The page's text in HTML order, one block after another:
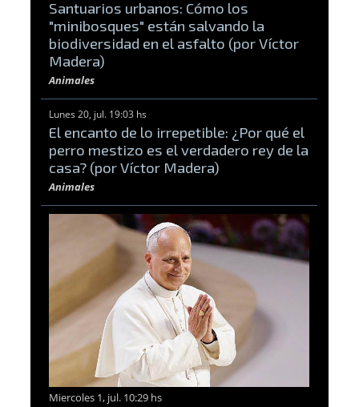
Santuarios urbanos: Cómo los
"minibosques" están salvando la
biodiversidad en el asfalto (por Víctor
Madera)
Animales
Lunes 20, jul. 19:03 hs
El encanto de lo irrepetible: ¿Por qué el
perro mestizo es el verdadero rey de la
casa? (por Víctor Madera)
Animales
Miercoles 1, jul. 10:29 hs